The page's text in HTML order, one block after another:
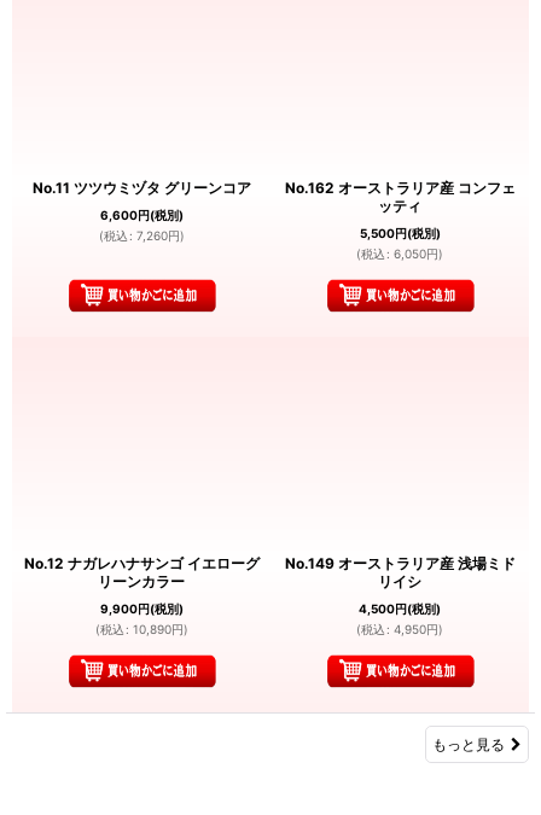
No.11 ツツウミヅタ グリーンコア
6,600円(税別)
(税込 : 7,260円)
No.162 オーストラリア産 コンフェ
ッティ
5,500円(税別)
(税込 : 6,050円)
No.12 ナガレハナサンゴ イエローグ
リーンカラー
9,900円(税別)
(税込 : 10,890円)
No.149 オーストラリア産 浅場ミド
リイシ
4,500円(税別)
(税込 : 4,950円)
もっと見る